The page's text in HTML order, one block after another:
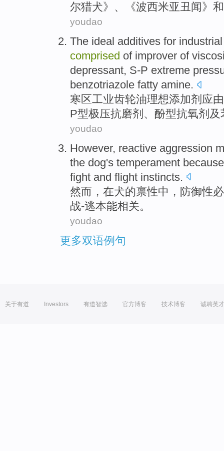
尔猎犬》、《波西米亚丑闻 》 和
youdao
The ideal additives for industrial
comprised of improver of
depressant, S-P extreme
benzotriazole fatty amine.
寒区工业齿轮油理想添加剂 应由
P型极压抗磨剂、酚型抗氧剂 及
youdao
However, reactive aggression
the dog's temperament
fight and flight instincts.
然而 ， 在犬的禀性中， 防御性
战-逃本能相关。
youdao
更多双语例句
关于有道 Investors 有道智选 官方博客 技术博客 诚聘英才